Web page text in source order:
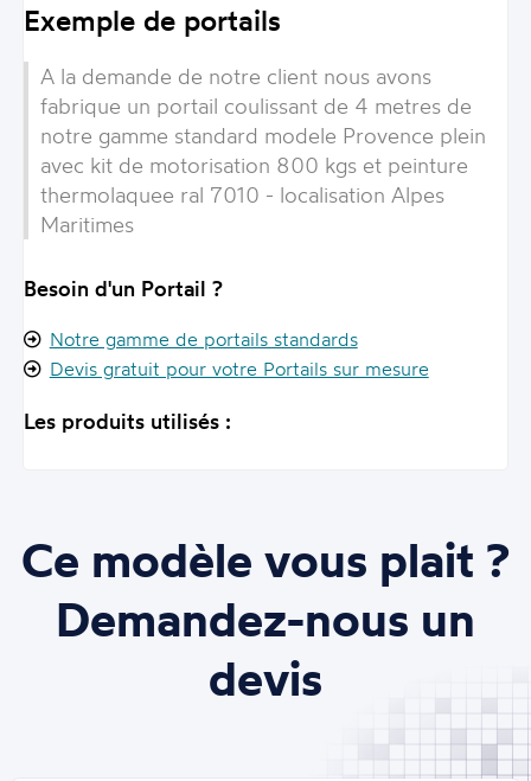
Exemple de portails
A la demande de notre client nous avons
fabrique un portail coulissant de 4 metres de
notre gamme standard modele Provence plein
avec kit de motorisation 800 kgs et peinture
thermolaquee ral 7010 - localisation Alpes
Maritimes
Besoin d'un Portail ?
Notre gamme de portails standards
Devis gratuit pour votre Portails sur mesure
Les produits utilisés :
Ce modèle vous plait ?
Demandez-nous un
devis